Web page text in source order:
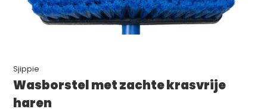
Sjippie
Wasborstel met zachte krasvrije
haren